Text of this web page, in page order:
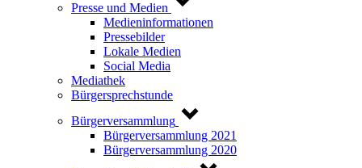
Presse und Medien
Medieninformationen
Pressebilder
Lokale Medien
Social Media
Mediathek
Bürgersprechstunde
Bürgerversammlung
Bürgerversammlung 2021
Bürgerversammlung 2020